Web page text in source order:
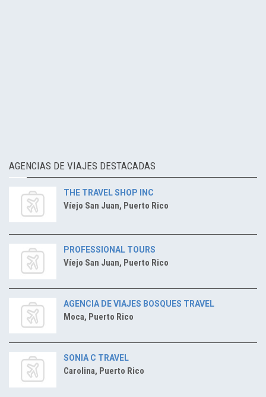
AGENCIAS DE VIAJES DESTACADAS
THE TRAVEL SHOP INC
Víejo San Juan, Puerto Rico
PROFESSIONAL TOURS
Víejo San Juan, Puerto Rico
AGENCIA DE VIAJES BOSQUES TRAVEL
Moca, Puerto Rico
SONIA C TRAVEL
Carolina, Puerto Rico